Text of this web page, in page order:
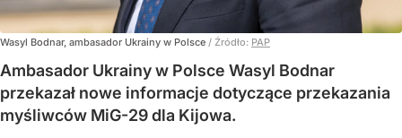
Wasyl Bodnar, ambasador Ukrainy w Polsce / Źródło: PAP
Ambasador Ukrainy w Polsce Wasyl Bodnar
przekazał nowe informacje dotyczące przekazania
myśliwców MiG-29 dla Kijowa.